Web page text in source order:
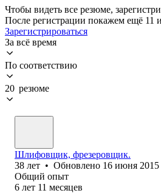
Чтобы видеть все резюме,
После регистрации покажем ещё 11
Зарегистрироваться
За всё время
По соответствию
20 резюме
Шлифовщик, фрезеровщик.
38 лет • Обновлено 16 июня 2015
Общий опыт
6 лет 11 месяцев